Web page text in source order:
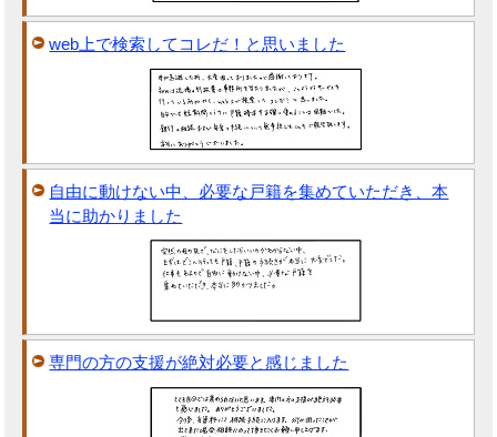
web上で検索してコレだ！と思いました
自由に動けない中、必要な戸籍を集めていただき、本
当に助かりました
専門の方の支援が絶対必要と感じました